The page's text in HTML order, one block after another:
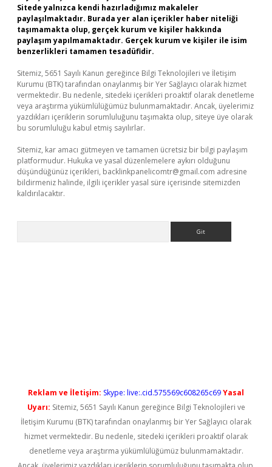
Sitede yalnızca kendi hazırladığımız makaleler
paylaşılmaktadır. Burada yer alan içerikler haber niteliği
taşımamakta olup, gerçek kurum ve kişiler hakkında
paylaşım yapılmamaktadır. Gerçek kurum ve kişiler ile isim
benzerlikleri tamamen tesadüfidir.
Sitemiz, 5651 Sayılı Kanun gereğince Bilgi Teknolojileri ve İletişim
Kurumu (BTK) tarafından onaylanmış bir Yer Sağlayıcı olarak hizmet
vermektedir. Bu nedenle, sitedeki içerikleri proaktif olarak denetleme
veya araştırma yükümlülüğümüz bulunmamaktadır. Ancak, üyelerimiz
yazdıkları içeriklerin sorumluluğunu taşımakta olup, siteye üye olarak
bu sorumluluğu kabul etmiş sayılırlar.
Sitemiz, kar amacı gütmeyen ve tamamen ücretsiz bir bilgi paylaşım
platformudur. Hukuka ve yasal düzenlemelere aykırı olduğunu
düşündüğünüz içerikleri, backlinkpanelicomtr@gmail.com adresine
bildirmeniz halinde, ilgili içerikler yasal süre içerisinde sitemizden
kaldırılacaktır.
Reklam ve İletişim: Skype: live:.cid.575569c608265c69Yasal
Uyarı: Sitemiz, 5651 Sayılı Kanun gereğince Bilgi Teknolojileri ve
İletişim Kurumu (BTK) tarafından onaylanmış bir Yer Sağlayıcı olarak
hizmet vermektedir. Bu nedenle, sitedeki içerikleri proaktif olarak
denetleme veya araştırma yükümlülüğümüz bulunmamaktadır.